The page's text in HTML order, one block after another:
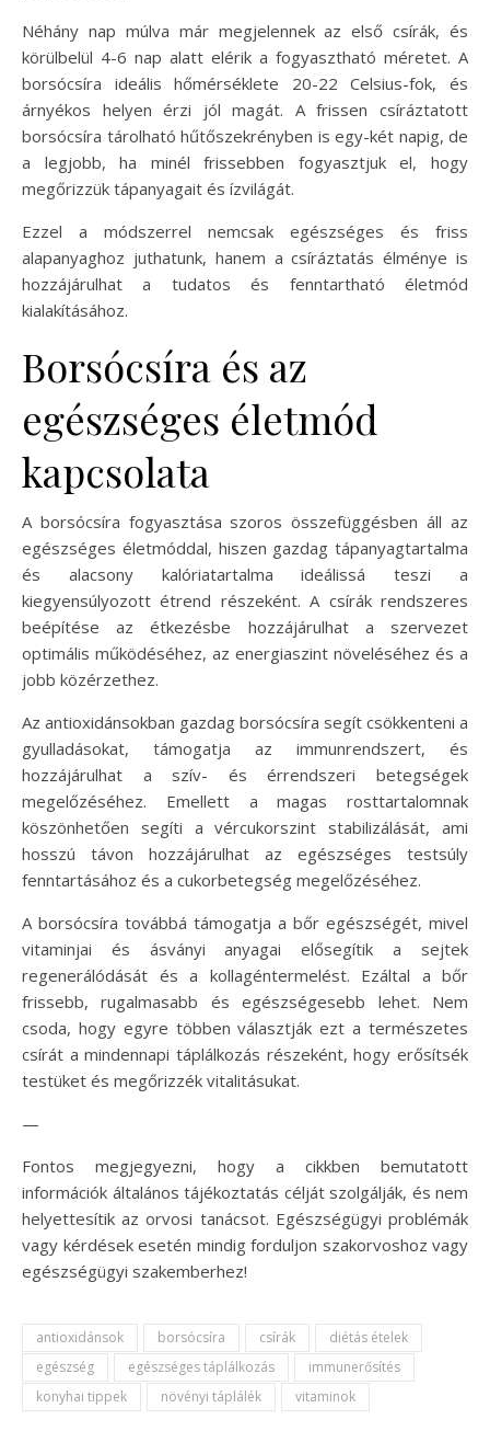
Néhány nap múlva már megjelennek az első csírák, és
körülbelül 4-6 nap alatt elérik a fogyasztható méretet. A
borsócsíra ideális hőmérséklete 20-22 Celsius-fok, és
árnyékos helyen érzi jól magát. A frissen csíráztatott
borsócsíra tárolható hűtőszekrényben is egy-két napig, de
a legjobb, ha minél frissebben fogyasztjuk el, hogy
megőrizzük tápanyagait és ízvilágát.
Ezzel a módszerrel nemcsak egészséges és friss
alapanyaghoz juthatunk, hanem a csíráztatás élménye is
hozzájárulhat a tudatos és fenntartható életmód
kialakításához.
Borsócsíra és az
egészséges életmód
kapcsolata
A borsócsíra fogyasztása szoros összefüggésben áll az
egészséges életmóddal, hiszen gazdag tápanyagtartalma
és alacsony kalóriatartalma ideálissá teszi a
kiegyensúlyozott étrend részeként. A csírák rendszeres
beépítése az étkezésbe hozzájárulhat a szervezet
optimális működéséhez, az energiaszint növeléséhez és a
jobb közérzethez.
Az antioxidánsokban gazdag borsócsíra segít csökkenteni a
gyulladásokat, támogatja az immunrendszert, és
hozzájárulhat a szív- és érrendszeri betegségek
megelőzéséhez. Emellett a magas rosttartalomnak
köszönhetően segíti a vércukorszint stabilizálását, ami
hosszú távon hozzájárulhat az egészséges testsúly
fenntartásához és a cukorbetegség megelőzéséhez.
A borsócsíra továbbá támogatja a bőr egészségét, mivel
vitaminjai és ásványi anyagai elősegítik a sejtek
regenerálódását és a kollagéntermelést. Ezáltal a bőr
frissebb, rugalmasabb és egészségesebb lehet. Nem
csoda, hogy egyre többen választják ezt a természetes
csírát a mindennapi táplálkozás részeként, hogy erősítsék
testüket és megőrizzék vitalitásukat.
—
Fontos megjegyezni, hogy a cikkben bemutatott
információk általános tájékoztatás célját szolgálják, és nem
helyettesítik az orvosi tanácsot. Egészségügyi problémák
vagy kérdések esetén mindig forduljon szakorvoshoz vagy
egészségügyi szakemberhez!
antioxidánsok borsócsíra csírák
diétás ételek
egészség
egészséges táplálkozás
immunerősítés
konyhai tippek
növényi táplálék vitaminok